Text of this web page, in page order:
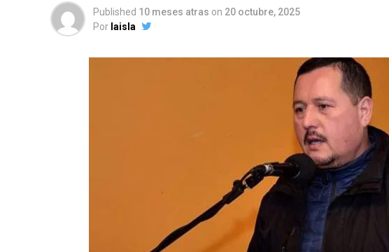
Published 10 meses atras on 20 octubre, 2025
Por laisla